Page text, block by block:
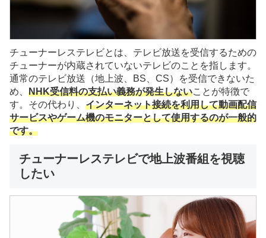
チューナーレステレビとは、テレビ放送を受信するための
チューナーが内蔵されていないテレビのことを指します。
通常のテレビ放送（地上波、BS、CS）を受信できないた
め、 NHK受信料の支払い義務が発生しないことが特徴で
す。その代わり、 インターネット接続を利用して動画配信
サービスやゲーム機のモニターとして使用するのが一般的
です。
チューナーレステレビで地上波番組を視聴
したい